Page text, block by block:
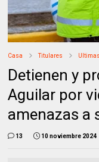
Casa Titulares
Detienen y
Aguilar por
amenazas a
13 10 noviembre 2024